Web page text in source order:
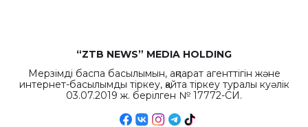
“ZTB NEWS” MEDIA HOLDING
Мерзімді баспа басылымын, ақпарат агенттігін және
интернет-басылымды тіркеу, қайта тіркеу туралы куәлік
03.07.2019 ж. берілген № 17772-СИ.